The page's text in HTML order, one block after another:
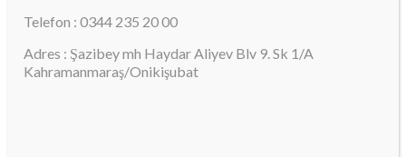
Telefon : 0344 235 20 00
Adres : Şazibey mh Haydar Aliyev Blv 9. Sk 1/A
Kahramanmaraş/Onikişubat